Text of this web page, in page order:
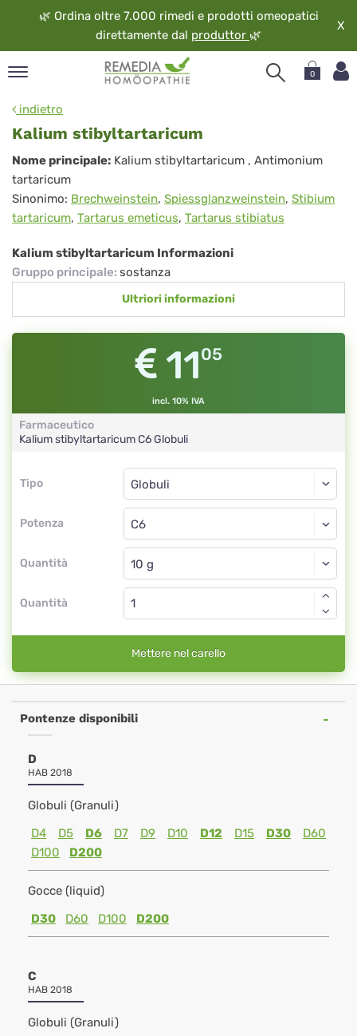
🌿 Ordina oltre 7.000 rimedi e prodotti omeopatici
direttamente dal produttor 🌿
X
0
indietro
Kalium stibyltartaricum
Kalium
stibyltartaricum
Nome principale: Kalium stibyltartaricum , Antimonium
tartaricum
Sinonimo: Brechweinstein, Spiessglanzweinstein, Stibium
tartaricum, Tartarus emeticus, Tartarus stibiatus
Kalium stibyltartaricum Informazioni
Gruppo principale: sostanza
Ultriori informazioni
1105
incl. 10% IVA
Farmaceutico
Kalium stibyltartaricumC6Globuli
Tipo
Tipo
Potenza
Globuli
C6
Quantità
Globuli
Quantità
Mettere nel carello
Pontenze disponibili
D
HAB 2018
Globuli (Granuli)
D4
D5 D6 D7 D9 D10 D12 D15 D30
D60
D100
D200
Gocce (liquid)
D30
D60 D100 D200
C
HAB 2018
Globuli (Granuli)